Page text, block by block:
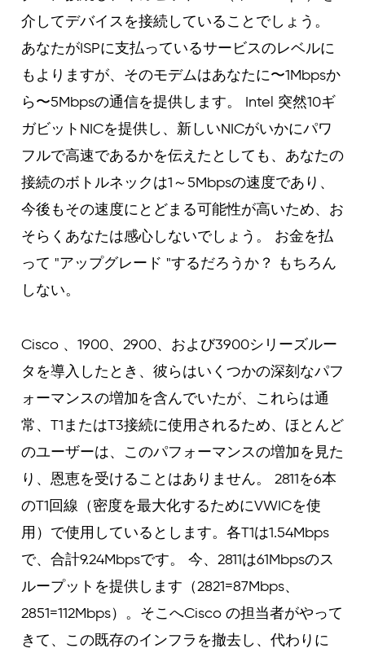
介してデバイスを接続していることでしょう。
あなたがISPに支払っているサービスのレベルに
もよりますが、そのモデムはあなたに〜1Mbpsか
ら〜5Mbpsの通信を提供します。 Intel 突然10ギ
ガビットNICを提供し、新しいNICがいかにパワ
フルで高速であるかを伝えたとしても、あなたの
接続のボトルネックは1～5Mbpsの速度であり、
今後もその速度にとどまる可能性が高いため、お
そらくあなたは感心しないでしょう。 お金を払
って "アップグレード "するだろうか？ もちろん
しない。
Cisco 、1900、2900、および3900シリーズルー
タを導入したとき、彼らはいくつかの深刻なパフ
ォーマンスの増加を含んでいたが、これらは通
常、T1またはT3接続に使用されるため、ほとんど
のユーザーは、このパフォーマンスの増加を見た
り、恩恵を受けることはありません。 2811を6本
のT1回線（密度を最大化するためにVWICを使
用）で使用しているとします。各T1は1.54Mbps
で、合計9.24Mbpsです。 今、2811は61Mbpsのス
ループットを提供します（2821=87Mbps、
2851=112Mbps）。そこへCisco の担当者がやって
きて、この既存のインフラを撤去し、代わりに